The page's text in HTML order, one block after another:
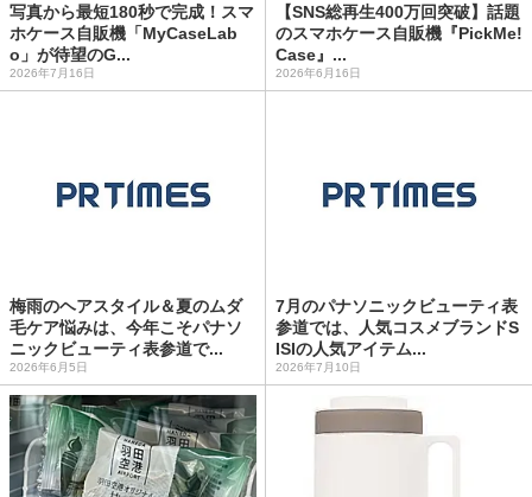
写真から最短180秒で完成！スマ
ホケース自販機「MyCaseLab
o」が待望のG...
2026年7月16日
【SNS総再生400万回突破】話題
のスマホケース自販機『PickMe!
Case』...
2026年6月16日
梅雨のヘアスタイル＆夏のムダ
毛ケア悩みは、今年こそパナソ
ニックビューティ表参道で...
2026年6月5日
7月のパナソニックビューティ表
参道では、人気コスメブランドS
ISIの人気アイテム...
2026年7月10日